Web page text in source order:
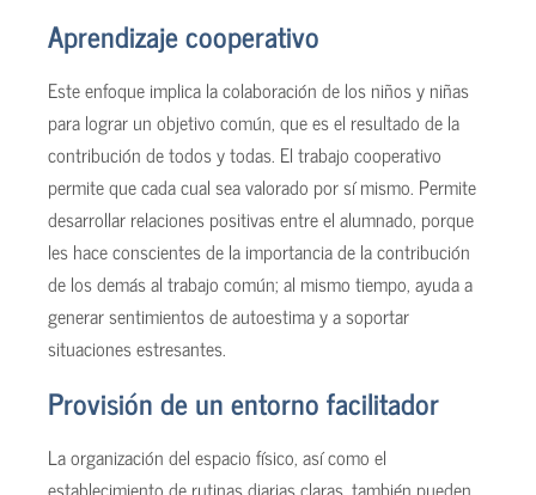
Aprendizaje cooperativo
Este enfoque implica la colaboración de los niños y niñas
para lograr un objetivo común, que es el resultado de la
contribución de todos y todas. El trabajo cooperativo
permite que cada cual sea valorado por sí mismo. Permite
desarrollar relaciones positivas entre el alumnado, porque
les hace conscientes de la importancia de la contribución
de los demás al trabajo común; al mismo tiempo, ayuda a
generar sentimientos de autoestima y a soportar
situaciones estresantes.
Provisión de un entorno facilitador
La organización del espacio físico, así como el